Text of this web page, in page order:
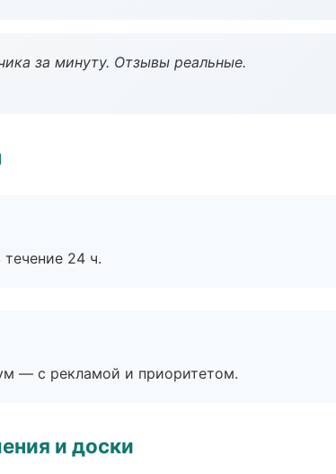
за минуту. Отзывы реальные.
24 ч.
— с рекламой и приоритетом.
и доски